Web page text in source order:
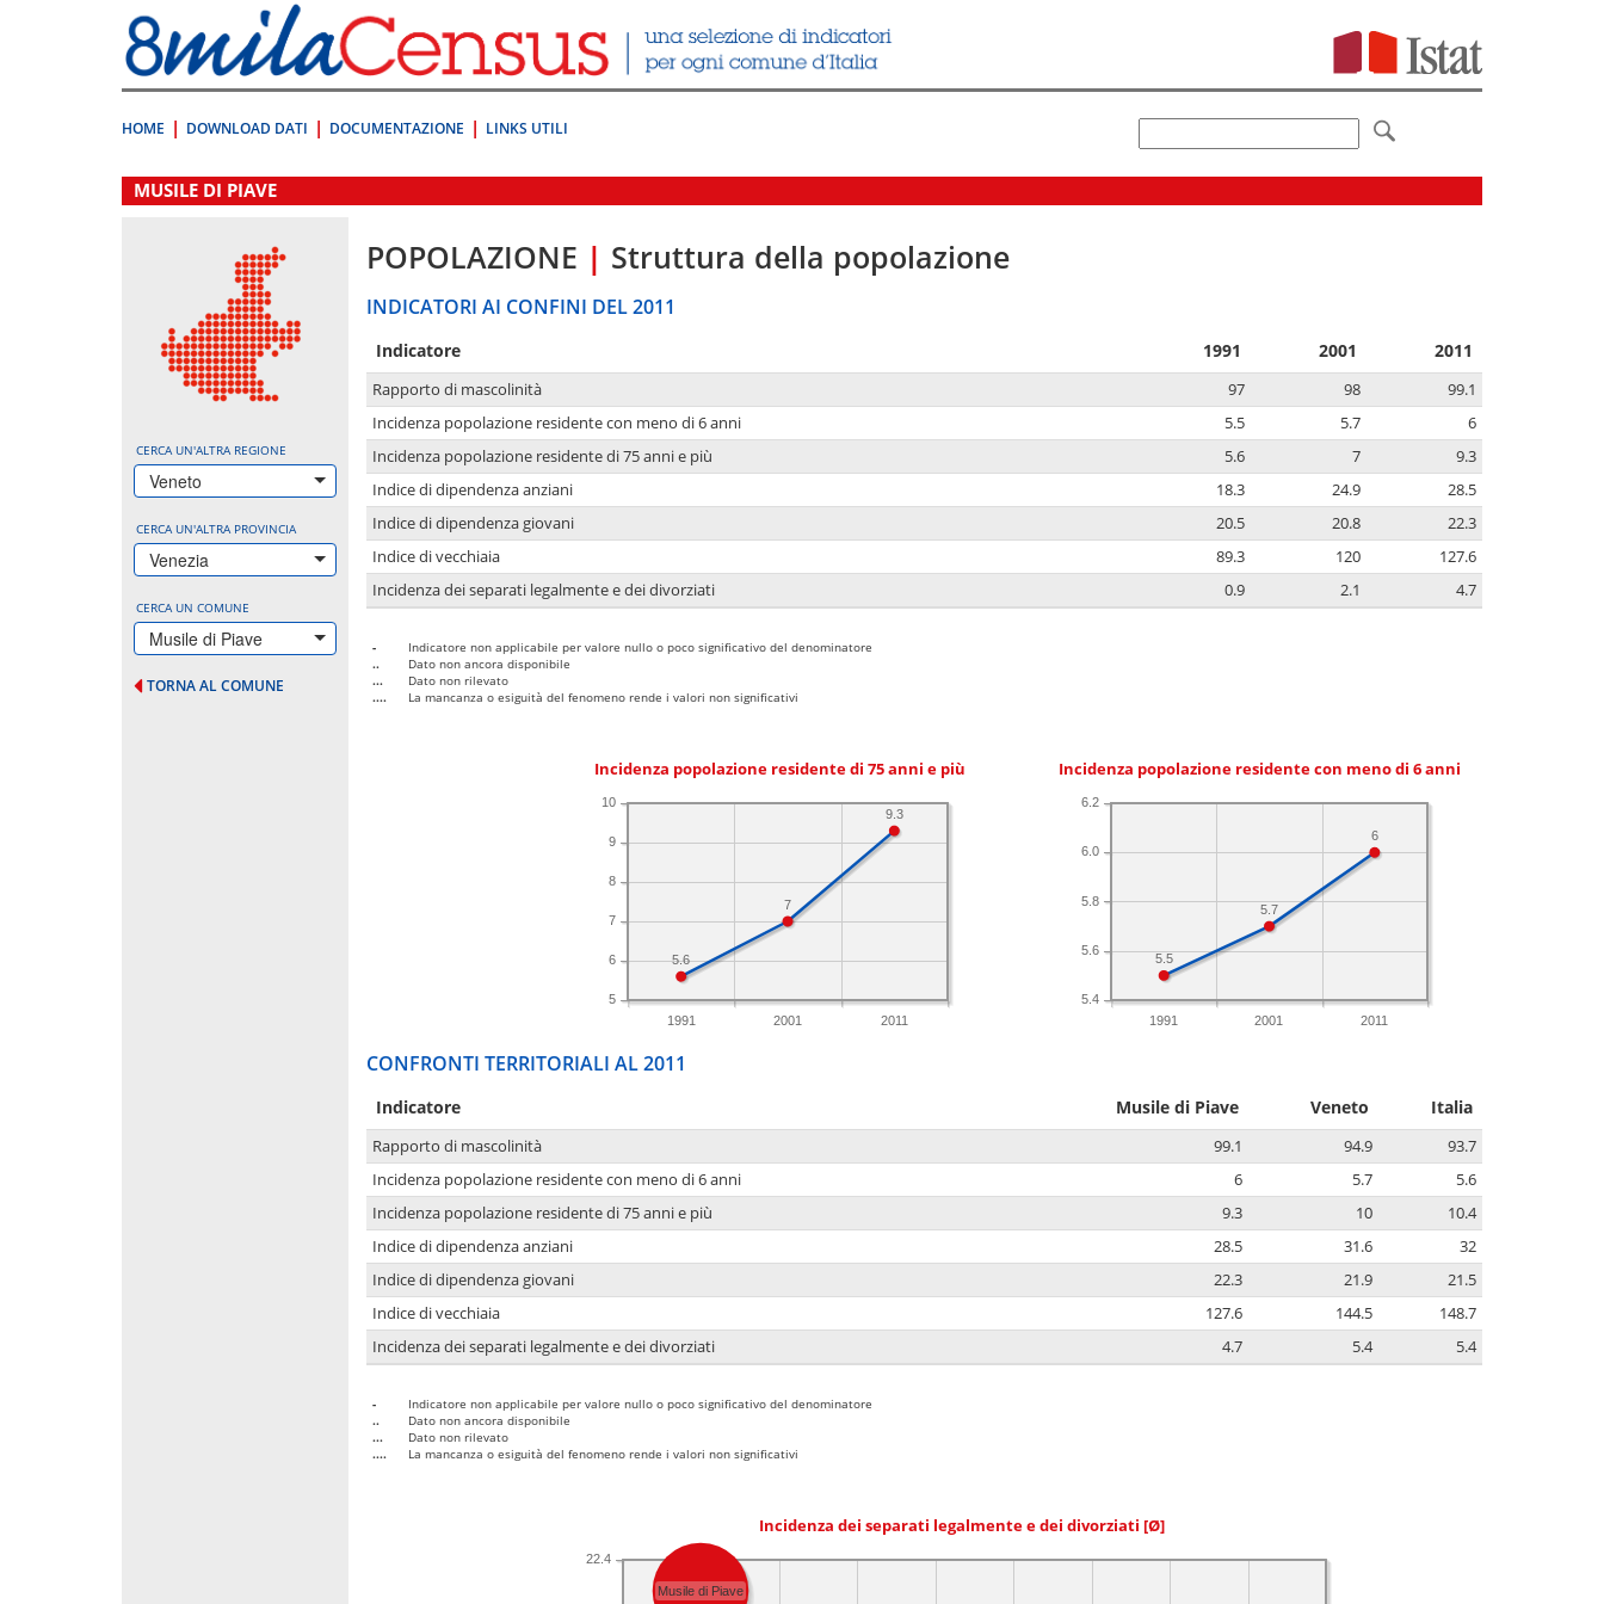
direttamente
a:
Contenuto
HOME DOWNLOAD DATI DOCUMENTAZIONE LINKS UTILI
.
MUSILE DI PIAVE
CERCA UN'ALTRA REGIONE
Veneto
CERCA UN'ALTRA PROVINCIA
Venezia
CERCA UN COMUNE
Musile di Piave
TORNA AL COMUNE
POPOLAZIONE | Struttura della popolazione
INDICATORI AI CONFINI DEL 2011
Indicatore 1991 2001 2011
Rapporto di mascolinità 97 98
99.1
Incidenza popolazione residente con meno di 6 anni
5.5 5.7
6
Incidenza popolazione residente di 75 anni e più
5.6 7
9.3
Indice di dipendenza anziani
18.3 24.9
28.5
Indice di dipendenza giovani
20.5 20.8
22.3
Indice di vecchiaia
89.3 120
127.6
Incidenza dei separati legalmente e dei divorziati
0.9 2.1 4.7
-
Indicatore non applicabile per valore nullo o poco significativo del denominatore
..
Dato non ancora disponibile
...
Dato non rilevato
....
La mancanza o esiguità del fenomeno rende i valori non significativi
Incidenza popolazione residente di 75 anni e più
1991 2001 2011
5
6
7
8
9
10
9.3
7
5.6
Incidenza popolazione residente con meno di 6 anni
1991 2001 2011
5.4
5.6
5.8
6.0
6.2
6
5.7
5.5
CONFRONTI TERRITORIALI AL 2011
Indicatore Musile di Piave Veneto Italia
Rapporto di mascolinità 99.1 94.9
93.7
Incidenza popolazione residente con meno di 6 anni
6 5.7
5.6
Incidenza popolazione residente di 75 anni e più
9.3 10
10.4
Indice di dipendenza anziani
28.5 31.6
32
Indice di dipendenza giovani
22.3 21.9
21.5
Indice di vecchiaia
127.6 144.5
148.7
Incidenza dei separati legalmente e dei divorziati
4.7 5.4 5.4
-
Indicatore non applicabile per valore nullo o poco significativo del denominatore
..
Dato non ancora disponibile
...
Dato non rilevato
....
La mancanza o esiguità del fenomeno rende i valori non significativi
Incidenza dei separati legalmente e dei divorziati [Ø]
22.4
Musile di Piave